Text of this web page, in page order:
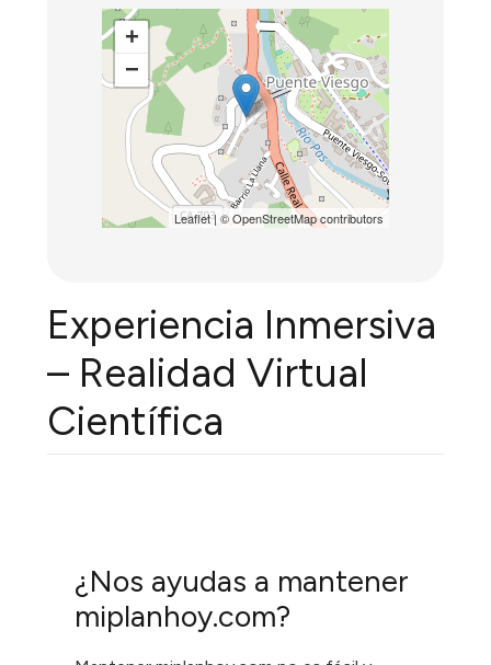
+
−
Leaflet| ©OpenStreetMapcontributors
Experiencia Inmersiva
– Realidad Virtual
Científica
¿Nos ayudas a mantener
miplanhoy.com?